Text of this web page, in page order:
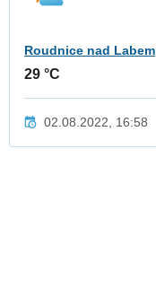
Roudnice nad Labem
29 °C
02.08.2022, 16:58